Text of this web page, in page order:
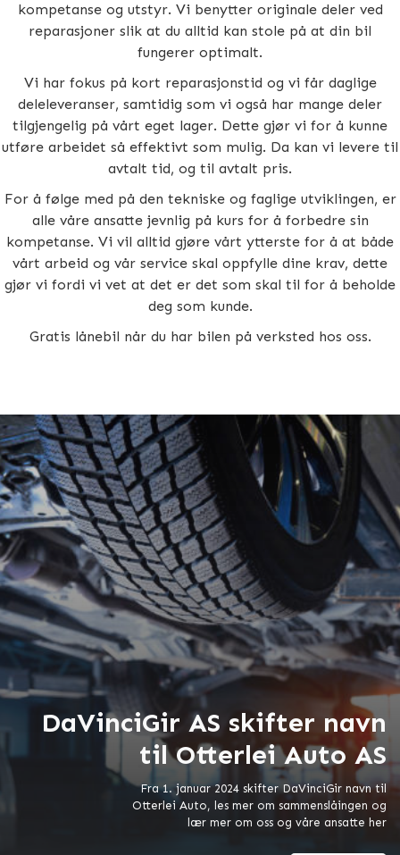
kompetanse og utstyr. Vi benytter originale deler ved
reparasjoner slik at du alltid kan stole på at din bil
fungerer optimalt.
Vi har fokus på kort reparasjonstid og vi får daglige
deleleveranser, samtidig som vi også har mange deler
tilgjengelig på vårt eget lager. Dette gjør vi for å kunne
utføre arbeidet så effektivt som mulig. Da kan vi levere til
avtalt tid, og til avtalt pris.
For å følge med på den tekniske og faglige utviklingen, er
alle våre ansatte jevnlig på kurs for å forbedre sin
kompetanse. Vi vil alltid gjøre vårt ytterste for å at både
vårt arbeid og vår service skal oppfylle dine krav, dette
gjør vi fordi vi vet at det er det som skal til for å beholde
deg som kunde.
Gratis lånebil når du har bilen på verksted hos oss.
DaVinciGir AS skifter navn
til Otterlei Auto AS
Fra 1. januar 2024 skifter DaVinciGir navn til
Otterlei Auto, les mer om sammenslåingen og
lær mer om oss og våre ansatte her